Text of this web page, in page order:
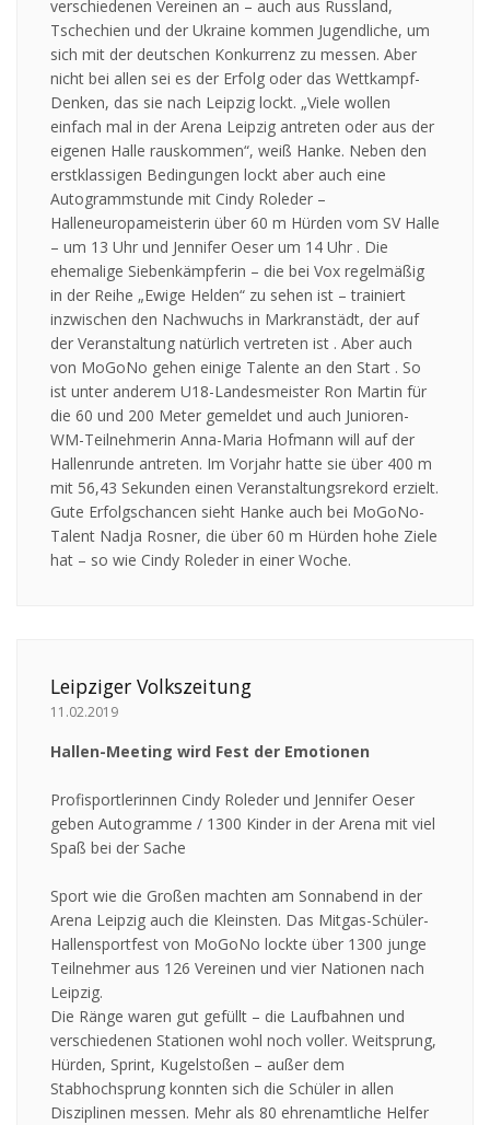
verschiedenen Vereinen an – auch aus Russland,
Tschechien und der Ukraine kommen Jugendliche, um
sich mit der deutschen Konkurrenz zu messen. Aber
nicht bei allen sei es der Erfolg oder das Wettkampf-
Denken, das sie nach Leipzig lockt. „Viele wollen
einfach mal in der Arena Leipzig antreten oder aus der
eigenen Halle rauskommen“, weiß Hanke. Neben den
erstklassigen Bedingungen lockt aber auch eine
Autogrammstunde mit Cindy Roleder –
Halleneuropameisterin über 60 m Hürden vom SV Halle
– um 13 Uhr und Jennifer Oeser um 14 Uhr . Die
ehemalige Siebenkämpferin – die bei Vox regelmäßig
in der Reihe „Ewige Helden“ zu sehen ist – trainiert
inzwischen den Nachwuchs in Markranstädt, der auf
der Veranstaltung natürlich vertreten ist . Aber auch
von MoGoNo gehen einige Talente an den Start . So
ist unter anderem U18-Landesmeister Ron Martin für
die 60 und 200 Meter gemeldet und auch Junioren-
WM-Teilnehmerin Anna-Maria Hofmann will auf der
Hallenrunde antreten. Im Vorjahr hatte sie über 400 m
mit 56,43 Sekunden einen Veranstaltungsrekord erzielt.
Gute Erfolgschancen sieht Hanke auch bei MoGoNo-
Talent Nadja Rosner, die über 60 m Hürden hohe Ziele
hat – so wie Cindy Roleder in einer Woche.
Leipziger Volkszeitung
11.02.2019
Hallen-Meeting wird Fest der Emotionen
Profisportlerinnen Cindy Roleder und Jennifer Oeser
geben Autogramme / 1300 Kinder in der Arena mit viel
Spaß bei der Sache
Sport wie die Großen machten am Sonnabend in der
Arena Leipzig auch die Kleinsten. Das Mitgas-Schüler-
Hallensportfest von MoGoNo lockte über 1300 junge
Teilnehmer aus 126 Vereinen und vier Nationen nach
Leipzig.
Die Ränge waren gut gefüllt – die Laufbahnen und
verschiedenen Stationen wohl noch voller. Weitsprung,
Hürden, Sprint, Kugelstoßen – außer dem
Stabhochsprung konnten sich die Schüler in allen
Disziplinen messen. Mehr als 80 ehrenamtliche Helfer